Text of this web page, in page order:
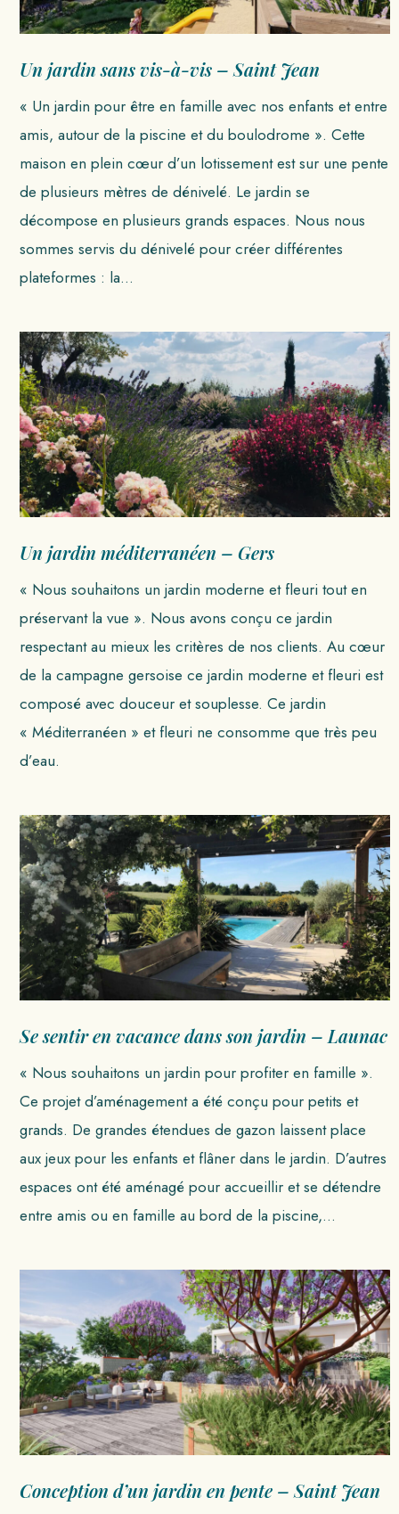
Un jardin sans vis-à-vis – Saint Jean
« Un jardin pour être en famille avec nos enfants et entre
amis, autour de la piscine et du boulodrome ». Cette
maison en plein cœur d’un lotissement est sur une pente
de plusieurs mètres de dénivelé. Le jardin se
décompose en plusieurs grands espaces. Nous nous
sommes servis du dénivelé pour créer différentes
plateformes : la…
Un jardin méditerranéen – Gers
« Nous souhaitons un jardin moderne et fleuri tout en
préservant la vue ». Nous avons conçu ce jardin
respectant au mieux les critères de nos clients. Au cœur
de la campagne gersoise ce jardin moderne et fleuri est
composé avec douceur et souplesse. Ce jardin
« Méditerranéen » et fleuri ne consomme que très peu
d’eau.
Se sentir en vacance dans son jardin – Launac
« Nous souhaitons un jardin pour profiter en famille ».
Ce projet d’aménagement a été conçu pour petits et
grands. De grandes étendues de gazon laissent place
aux jeux pour les enfants et flâner dans le jardin. D’autres
espaces ont été aménagé pour accueillir et se détendre
entre amis ou en famille au bord de la piscine,…
Conception d’un jardin en pente – Saint Jean